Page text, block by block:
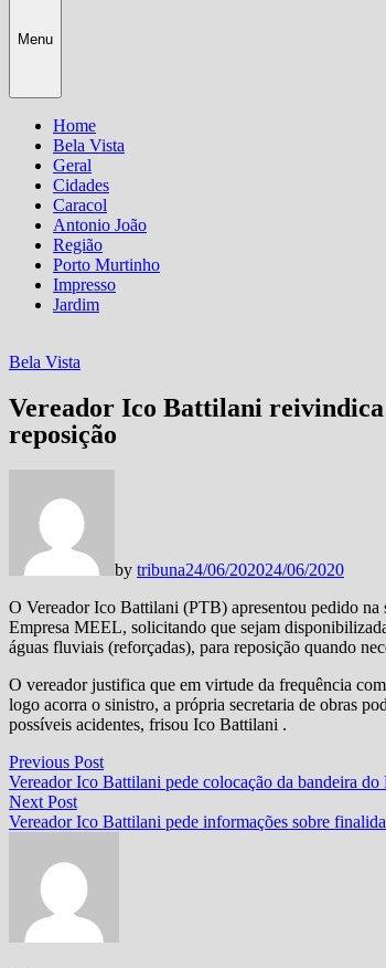
Menu
Home
Bela Vista
Geral
Cidades
Caracol
Antonio João
Região
Porto Murtinho
Impresso
Jardim
Bela Vista
Vereador Ico Battilani reivindica
reposição
by tribuna24/06/202024/06/2020
O Vereador Ico Battilani (PTB) apresentou pedido na
Empresa MEEL, solicitando que sejam
águas fluviais (reforçadas), para reposição quando
O vereador justifica que em virtude da frequência
logo acorra o sinistro, a própria secretaria de obras
possíveis acidentes, frisou Ico Battilani .
Navegação
de
Post
Previous PostPrevious
post:
Vereador Ico Battilani pede colocação da bandeira
Next PostNext
post:
Vereador Ico Battilani pede informações sobre